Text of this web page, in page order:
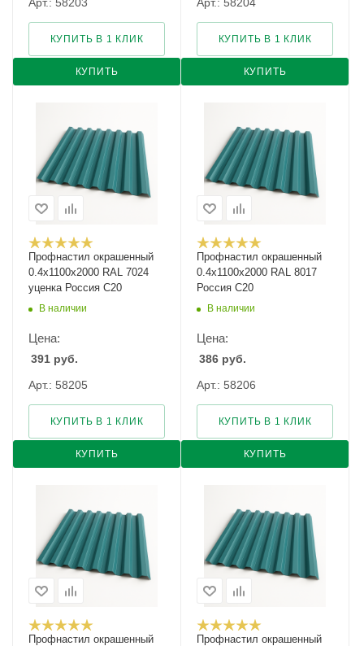
КУПИТЬ
КУПИТЬ В 1 КЛИК
КУПИТЬ
КУПИТЬ В 1 КЛИК
Профнастил окрашенный
0.4х1100х2000 RAL 7024
уценка Россия С20
В наличии
Цена:
391 руб.
Арт.: 58205
КУПИТЬ
КУПИТЬ В 1 КЛИК
Профнастил окрашенный
0.4х1100х2000 RAL 8017
Россия С20
В наличии
Цена:
386 руб.
Арт.: 58206
КУПИТЬ
КУПИТЬ В 1 КЛИК
Профнастил окрашенный
Профнастил окрашенный